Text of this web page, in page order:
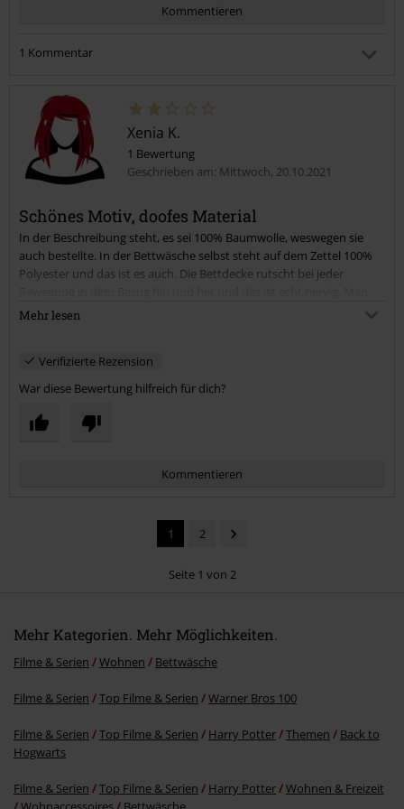
Kommentieren
1 Kommentar
Geschrieben am: Sonntag, 24.09.2023 12:58:03
Und deswegen ist die Bettwäsche nur 1 Stern wert?
Ist sie qualitativ in Ordnung ? Behält sie die Form nach dem
Waschen? Das sind für mich Bewertungskriterien...
War dieser Kommentar hilfreich für dich?
Xenia K.
1 Bewertung
Geschrieben am: Mittwoch, 20.10.2021
Schönes Motiv, doofes Material
In der Beschreibung steht, es sei 100% Baumwolle, weswegen sie
auch bestellte. In der Bettwäsche selbst steht auf dem Zettel 100%
Polyester und das ist es auch. Die Bettdecke rutscht bei jeder
schwitzt auch total darunter und hätte ich die Bettwäsche nicht erst
Das Motiv ist aber schön detailliert! Auch wenn mein
Kopfkissenbezug einen kleinen Fehler hat.
Mehr lesen
Verifizierte Rezension
War diese Bewertung hilfreich für dich?
Kommentieren
Kommentar jetzt abschicken!
1 2
Seite 1 von 2
Mehr Kategorien. Mehr Möglichkeiten.
Filme & Serien Wohnen Bettwäsche
Filme & Serien Top Filme & Serien Warner Bros 100
Filme & Serien Top Filme & Serien Harry Potter Themen
Back to
Hogwarts
Filme & Serien Top Filme & Serien Harry Potter
Wohnen & Freizeit